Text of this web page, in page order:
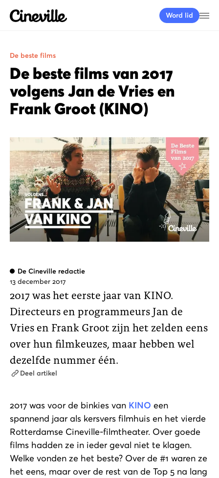
Cineville Logo
Word lid
De beste films
De beste films van 2017
volgens Jan de Vries en
Frank Groot (KINO)
De Cineville redactie
13 december 2017
2017 was het eerste jaar van KINO.
Directeurs en programmeurs Jan de
Vries en Frank Groot zijn het zelden eens
over hun filmkeuzes, maar hebben wel
dezelfde nummer één.
Deel artikel
2017 was voor de binkies van KINO een
spannend jaar als kersvers filmhuis en het vierde
Rotterdamse Cineville-filmtheater. Over goede
films hadden ze in ieder geval niet te klagen.
Welke vonden ze het beste? Over de #1 waren ze
het eens, maar over de rest van de Top 5 na lang